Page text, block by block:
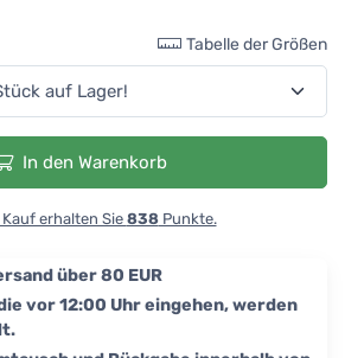
Tabelle der Größen
In den Warenkorb
erhalten Sie 838Punkte.
über 80 EUR
vor 12:00 Uhr eingehen, werden